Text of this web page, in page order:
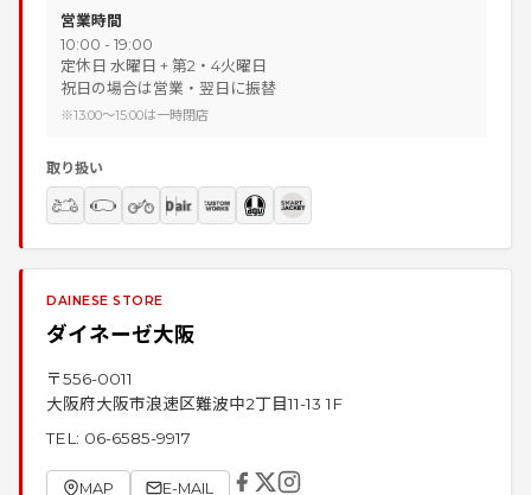
営業時間
10:00 - 19:00
定休日 水曜日 + 第2・4火曜日
祝日の場合は営業・翌日に振替
※13:00～15:00は一時閉店
取り扱い
DAINESE STORE
ダイネーゼ大阪
〒556-0011
大阪府大阪市浪速区難波中2丁目11-13 1F
TEL: 06-6585-9917
MAP E-MAIL